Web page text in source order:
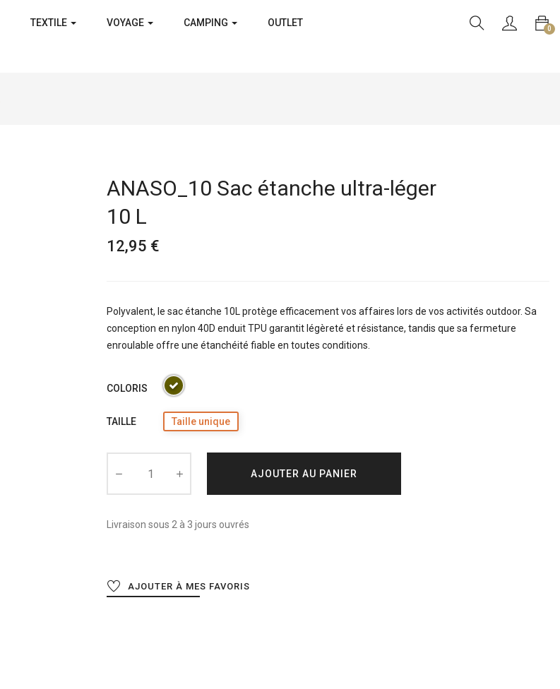
TEXTILE VOYAGE CAMPING OUTLET
0
ANASO_10 Sac étanche ultra-léger
10 L
12,95 €
Polyvalent, le sac étanche 10L protège efficacement vos affaires lors de vos activités outdoor. Sa
conception en nylon 40D enduit TPU garantit légèreté et résistance, tandis que sa fermeture
enroulable offre une étanchéité fiable en toutes conditions.
COLORIS
TAILLE Taille unique
AJOUTER AU PANIER
Livraison sous 2 à 3 jours ouvrés
AJOUTER À MES FAVORIS